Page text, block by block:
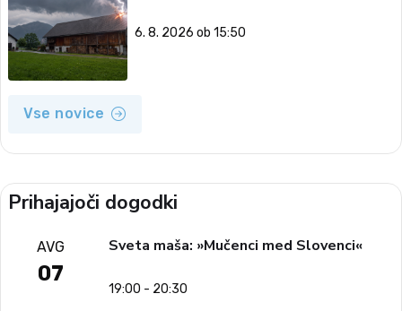
6. 8. 2026 ob 15:50
Vse novice
Prihajajoči dogodki
AVG
07
Sveta maša: »Mučenci med Slovenci«
19:00 - 20:30